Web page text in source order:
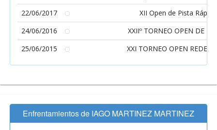
22/06/2017
XII Open de Pista Rápida
24/06/2016
XXIIº TORNEO OPEN DE
25/06/2015
XXI TORNEO OPEN REDES
Enfrentamientos de IAGO MARTINEZ MARTINEZ